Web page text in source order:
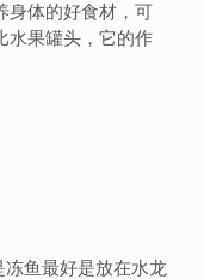
身体的好食材，可
水果罐头，它的作
鱼最好是放在水龙